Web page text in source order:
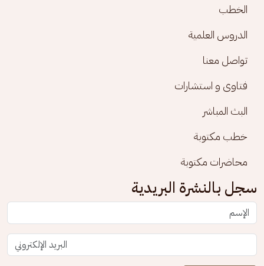
الخطب
الدروس العلمية
تواصل معنا
فتاوى و استشارات
البث المباشر
خطب مكتوبة
محاضرات مكتوبة
سجل بالنشرة البريدية